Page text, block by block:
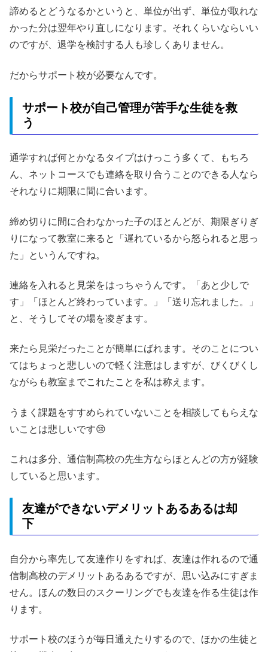
諦めるとどうなるかというと、単位が出ず、単位が取れな
かった分は翌年やり直しになります。それくらいならいい
のですが、退学を検討する人も珍しくありません。
だからサポート校が必要なんです。
サポート校が自己管理が苦手な生徒を救
う
通学すれば何とかなるタイプはけっこう多くて、もちろ
ん、ネットコースでも連絡を取り合うことのできる人なら
それなりに期限に間に合います。
締め切りに間に合わなかった子のほとんどが、期限ぎりぎ
りになって教室に来ると「遅れているから怒られると思っ
た」というんですね。
連絡を入れると見栄をはっちゃうんです。「あと少しで
す」「ほとんど終わっています。」「送り忘れました。」
と、そうしてその場を凌ぎます。
来たら見栄だったことが簡単にばれます。そのことについ
てはちょっと悲しいので軽く注意はしますが、びくびくし
ながらも教室までこれたことを私は称えます。
うまく課題をすすめられていないことを相談してもらえな
いことは悲しいです😢
これは多分、通信制高校の先生方ならほとんどの方が経験
していると思います。
友達ができないデメリットあるあるは却
下
自分から率先して友達作りをすれば、友達は作れるので通
信制高校のデメリットあるあるですが、思い込みにすぎま
せん。ほんの数日のスクーリングでも友達を作る生徒は作
ります。
サポート校のほうが毎日通えたりするので、ほかの生徒と